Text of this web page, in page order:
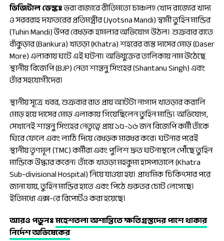
ডিজিটাল ডেস্কঃভরা বাজারে রীতিমতো চাঞ্চল্য! খোদ রাজ্যের খাদ্য
ও সরবরাহ দফতরের প্রতিমন্ত্রীর (Jyotsna Mandi) স্বামী তুহিন মান্ডির
(Tuhin Mandi) উপর বেধড়ক হামলার অভিযোগ উঠল। শুক্রবার রাতে
বাঁকুড়ার (Bankura) খাতড়া (Khatra) শহরের ব্যস্ত দাসের মোড় (Daser
More) এলাকায় ঘটে এই ঘটনা। অভিযুক্তের তালিকায় নাম উঠেছে
স্থানীয় বিজেপি (BJP) নেতা শান্তনু সিংহের (Shantanu Singh) এবং
তাঁর সহযোগীদের।
স্থানীয় সূত্রে খবর, শুক্রবার রাত প্রায় আটটা নাগাদ খাতড়ার করালি
মোড় হয়ে দাসের মোড় এলাকায় গিয়েছিলেন তুহিন মান্ডি। অভিযোগ,
সেখানেই শান্তনু সিংহের নেতৃত্বে প্রায় ১৫-১৬ জন বিজেপি কর্মী তাঁকে
ঘিরে ফেলে এবং লাঠি দিয়ে বেধড়ক মারধর করে। ঘটনার পরেই
স্থানীয় তৃণমূল (TMC) কর্মীরা এবং পুলিশ দ্রুত ঘটনাস্থলে পৌঁছে তুহিন
মান্ডিকে উদ্ধার করেন। তাঁকে খাতড়া মহকুমা হাসপাতালে (Khatra
Sub-divisional Hospital) নিয়ে যাওয়া হয়। প্রাথমিক চিকিৎসার পরে
জানা যায়, তুহিন মান্ডির হাতে এবং পিঠে গুরুতর চোট লেগেছে।
ইতিমধ্যে এক্স-রে রিপোর্টও করা হয়েছে।
আরও পড়ুনঃমহেশতলা অশান্তিতে ক্ষতিগ্রস্তদের পাশে থাকার
নির্দেশ অভিষেকের